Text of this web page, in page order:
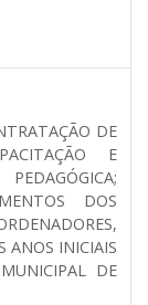
DE
E
DOS
ANOS INICIAIS
DE